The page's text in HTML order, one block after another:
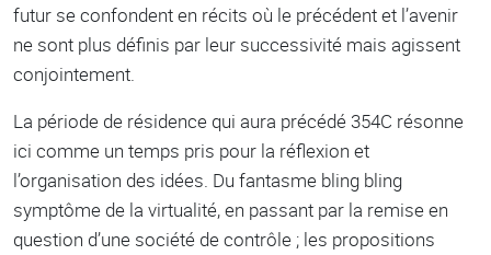
futur se confondent en récits où le précédent et l’avenir
ne sont plus définis par leur successivité mais agissent
conjointement.
La période de résidence qui aura précédé 354C résonne
ici comme un temps pris pour la réflexion et
l’organisation des idées. Du fantasme bling bling
symptôme de la virtualité, en passant par la remise en
question d’une société de contrôle ; les propositions